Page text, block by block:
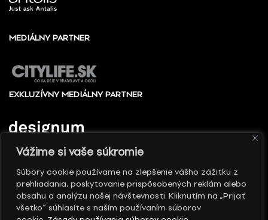
Vážime si vaše súkromie
Súbory cookie používame na zlepšenie vášho zážitku z
prehliadania, poskytovanie prispôsobených reklám alebo
obsahu a analýzu našej návštevnosti. Kliknutím na „Prijať
všetko“ súhlasíte s naším používaním súborov
MEDIÁLNY PARTNER
EXKLUZÍVNY MEDIÁLNY PARTNER
© 2010 - 2026 Slovenské centrum dizajnu, Všetky
práva vyhradené